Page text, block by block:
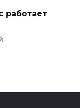
работает